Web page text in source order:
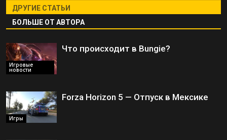
ДРУГИЕ СТАТЬИ
БОЛЬШЕ ОТ АВТОРА
Игровые
новости
Что происходит в Bungie?
Игры
Forza Horizon 5 — Отпуск в Мексике